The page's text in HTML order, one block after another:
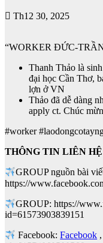
Th12 30, 2025
“WORKER ĐỨC-
Thanh Thảo là
đại học Cần Thơ,
lợn ở VN
Thảo đã dễ dàng
apply ct. Chúc
#worker
THÔNG TIN LIÊN
GROUP nguồn bài
https://
GROUP: https://
id=61573903839151
Facebook:Facebook